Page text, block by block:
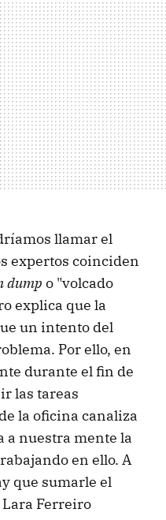
llamar el
expertos coinciden
dump o "volcado
explica que la
un intento del
Por ello, en
durante el fin de
las tareas
la oficina canaliza
a nuestra mente la
en ello. A
que sumarle el
Ferreiro